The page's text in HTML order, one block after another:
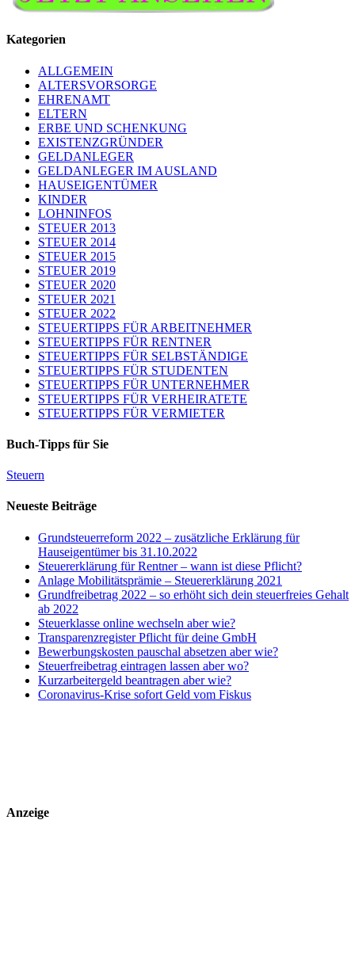
Kategorien
ALLGEMEIN
ALTERSVORSORGE
EHRENAMT
ELTERN
ERBE UND SCHENKUNG
EXISTENZGRÜNDER
GELDANLEGER
GELDANLEGER IM AUSLAND
HAUSEIGENTÜMER
KINDER
LOHNINFOS
STEUER 2013
STEUER 2014
STEUER 2015
STEUER 2019
STEUER 2020
STEUER 2021
STEUER 2022
STEUERTIPPS FÜR ARBEITNEHMER
STEUERTIPPS FÜR RENTNER
STEUERTIPPS FÜR SELBSTÄNDIGE
STEUERTIPPS FÜR STUDENTEN
STEUERTIPPS FÜR UNTERNEHMER
STEUERTIPPS FÜR VERHEIRATETE
STEUERTIPPS FÜR VERMIETER
Buch-Tipps für Sie
Steuern
Neueste Beiträge
Grundsteuerreform 2022 – zusätzliche Erklärung für
Hauseigentümer bis 31.10.2022
Steuererklärung für Rentner – wann ist diese Pflicht?
Anlage Mobilitätsprämie – Steuererklärung 2021
Grundfreibetrag 2022 – so erhöht sich dein steuerfreies Gehalt
ab 2022
Steuerklasse online wechseln aber wie?
Transparenzregister Pflicht für deine GmbH
Bewerbungskosten pauschal absetzen aber wie?
Steuerfreibetrag eintragen lassen aber wo?
Kurzarbeitergeld beantragen aber wie?
Coronavirus-Krise sofort Geld vom Fiskus
Anzeige